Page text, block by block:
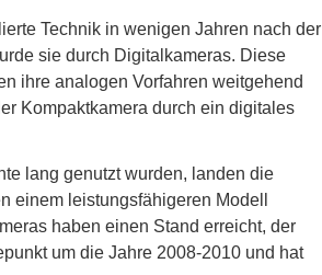
Technik in wenigen Jahren nach der
sie durch Digitalkameras. Diese
ihre analogen Vorfahren weitgehend
Kompaktkamera durch ein digitales
lang genutzt wurden, landen die
einem leistungsfähigeren Modell
haben einen Stand erreicht, der
um die Jahre 2008-2010 und hat